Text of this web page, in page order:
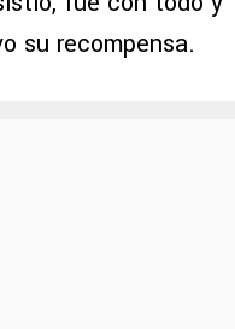
su recompensa.